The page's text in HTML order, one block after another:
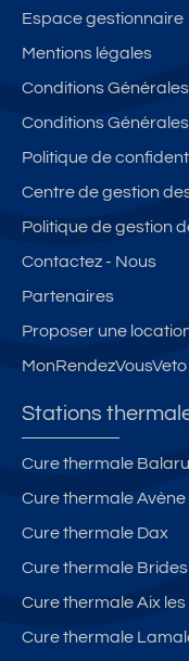
Espace gestionnaire
Mentions légales
Conditions
Conditions
Politique de
Centre de gestion
Politique de gestion
Contactez - Nous
Partenaires
Proposer une
MonRendezVousVeto
Stations
Cure thermale
Cure thermale Avène
Cure thermale Dax
Cure thermale
Cure thermale Aix
Cure thermale